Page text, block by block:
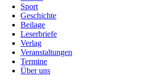
Sport
Geschichte
Beilage
Leserbriefe
Verlag
Veranstaltungen
Termine
Über uns